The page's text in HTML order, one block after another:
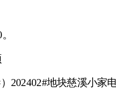
。
202402#地块慈溪小家